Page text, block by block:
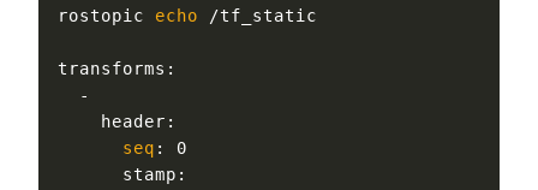
rostopic echo /tf_static
transforms:
  -
    header:
seq : 0
      stamp: